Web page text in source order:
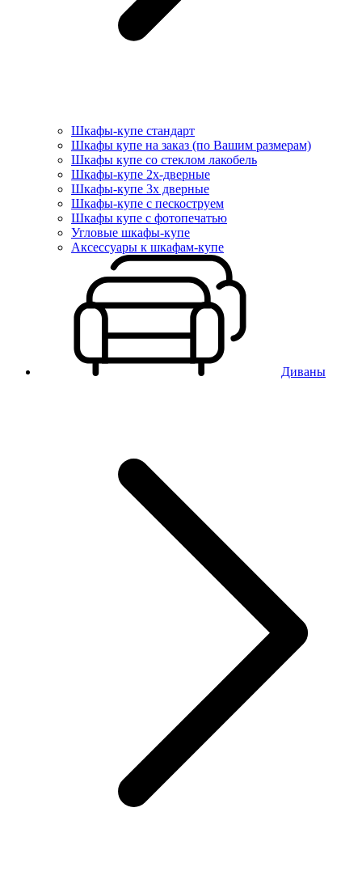
Шкафы-купе стандарт
Шкафы купе на заказ (по Вашим размерам)
Шкафы купе со стеклом лакобель
Шкафы-купе 2х-дверные
Шкафы-купе 3х дверные
Шкафы-купе с пескоструем
Шкафы купе с фотопечатью
Угловые шкафы-купе
Аксессуары к шкафам-купе
Диваны